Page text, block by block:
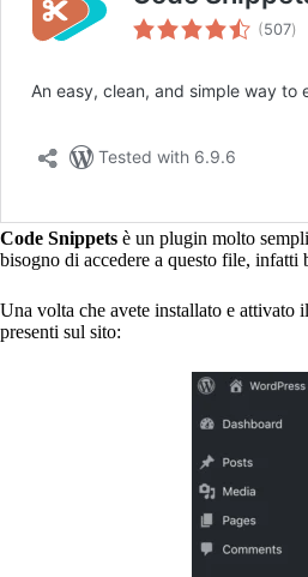
Code Snippets è un plugin molto
bisogno di accedere a questo file,
Una volta che avete installato e attivato
presenti sul sito: